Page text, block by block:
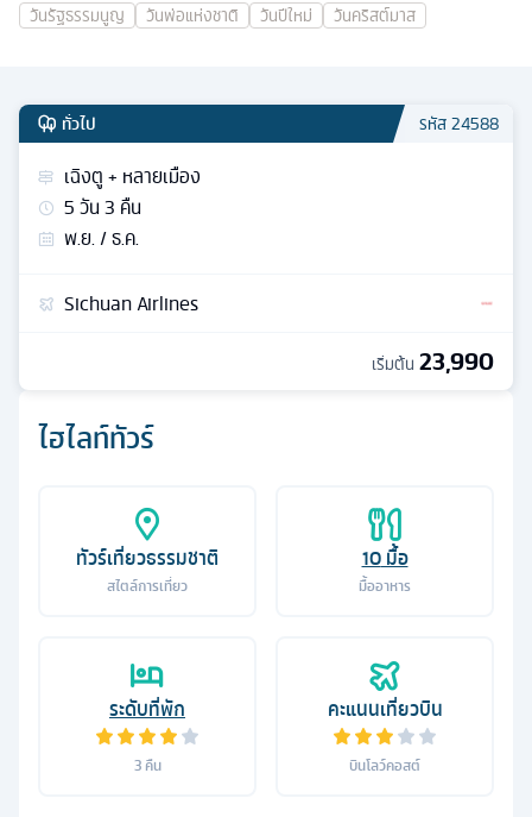
วันรัฐธรรมนูญ
วันพ่อแห่งชาติ วันปีใหม่ วันคริสต์มาส
ไฮไลท์ทัวร์
ทัวร์เที่ยวธรรมชาติ
สไตล์การเที่ยว
10มื้อ
มื้ออาหาร
ระดับที่พัก
3คืน
คะแนนเที่ยวบิน
บินโลว์คอสต์
ทั่วไป รหัส24588
เฉิงตู + หลายเมือง
5วัน3 คืน
พ.ย. / ธ.ค.
Sichuan Airlines
เริ่มต้น 23,990